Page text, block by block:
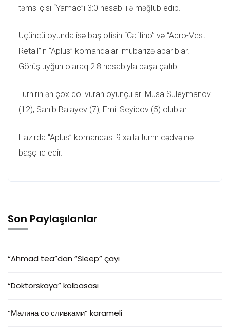
təmsilçisi “Yamac”ı 3:0 hesabı ilə məğlub edib.
Üçüncü oyunda isə baş ofisin “Caffino” və “Aqro-Vest
Retail”in “Aplus” komandaları mübarizə aparıblar.
Görüş uyğun olaraq 2:8 hesabıyla başa çatıb.
Turnirin ən çox qol vuran oyunçuları Musa Süleymanov
(12), Sahib Balayev (7), Emil Seyidov (5) olublar.
Hazırda “Aplus” komandası 9 xalla turnir cədvəlinə
başçılıq edir.
Son Paylaşılanlar
“Ahmad tea”dan “Sleep” çayı
“Doktorskaya” kolbasası
“Малина со сливками” karameli